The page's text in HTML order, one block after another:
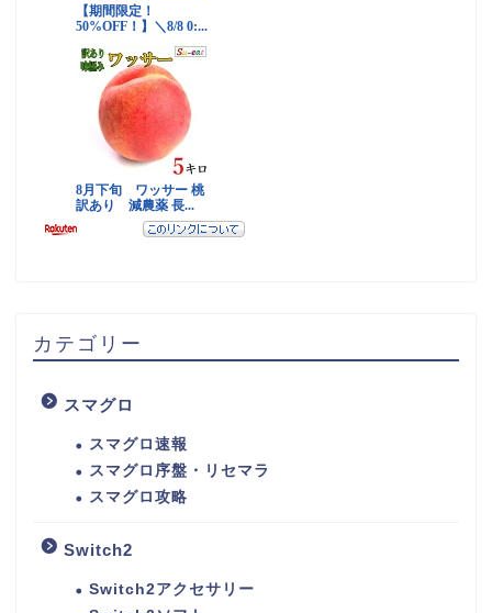
カテゴリー
スマグロ
スマグロ速報
スマグロ序盤・リセマラ
スマグロ攻略
Switch2
Switch2アクセサリー